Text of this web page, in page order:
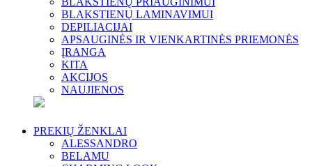
BLAKSTIENŲ LAMINAVIMUI
DEPILIACIJAI
APSAUGINĖS IR VIENKARTINĖS PRIEMONĖS
ĮRANGA
KITA
AKCIJOS
NAUJIENOS
PREKIŲ ŽENKLAI
ALESSANDRO
BELAMU